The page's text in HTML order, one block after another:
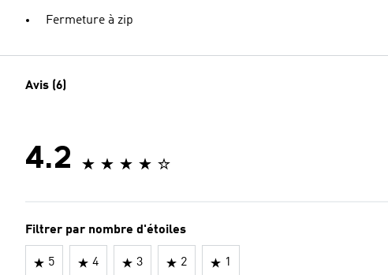
Fermeture à zip
Avis (6)
4.2
Filtrer par nombre d'étoiles
5 4 3 2 1